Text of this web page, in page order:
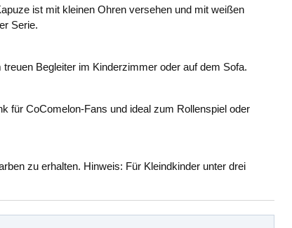
ist mit kleinen Ohren versehen und mit weißen
Serie.
Begleiter im Kinderzimmer oder auf dem Sofa.
für CoComelon-Fans und ideal zum Rollenspiel oder
zu erhalten. Hinweis: Für Kleindkinder unter drei